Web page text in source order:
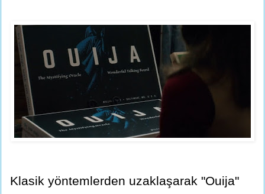
Klasik yöntemlerden uzaklaşarak "Ouija"